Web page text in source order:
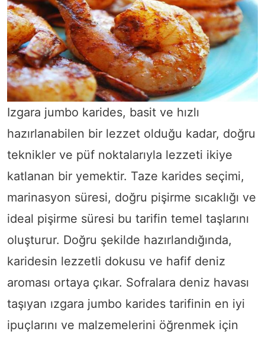
Izgara jumbo karides, basit ve hızlı
hazırlanabilen bir lezzet olduğu kadar, doğru
teknikler ve püf noktalarıyla lezzeti ikiye
katlanan bir yemektir. Taze karides seçimi,
marinasyon süresi, doğru pişirme sıcaklığı ve
ideal pişirme süresi bu tarifin temel taşlarını
oluşturur. Doğru şekilde hazırlandığında,
karidesin lezzetli dokusu ve hafif deniz
aroması ortaya çıkar. Sofralara deniz havası
taşıyan ızgara jumbo karides tarifinin en iyi
ipuçlarını ve malzemelerini öğrenmek için